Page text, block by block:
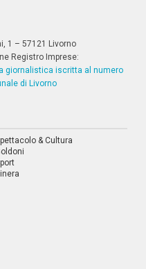
1 – 57121 Livorno
Registro Imprese:
giornalistica iscritta al numero
di Livorno
& Cultura